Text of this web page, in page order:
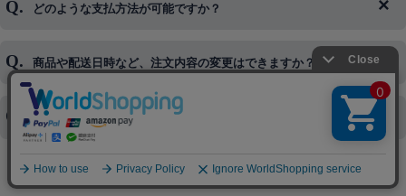
◆即日発送を行なっている関係上、午後以降のご連絡やキャンセル
ご希望の場合は、お早めにご連絡を頂けますようお願い致します。
※発送後、発送準備が完了しお手続きが間に合わない場合は変更、
キャンセルをお断りさせて頂くことはがありますのであらかじめご
了承ください。
どのような支払方法が可能ですか？
◆代金引換・クレジットカード・携帯キャリア決済・おねだり決
済・AmazonPayなどがございます。
商品や配送日時など、注文内容の変更はできますか？
◆商品発送前の変更は承っております。
すでに発送手配済みで、変更処理が間に合わない場合はご容赦くだ
領収書を発行してほしい
◆領収書はご希望頂いた場合のみ発行しております。
その他よくある質問はこちら▼